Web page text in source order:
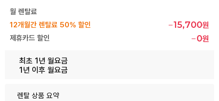
월 렌탈료
12개월간 렌탈료 50% 할인
15,700원
제휴카드 할인 0원
최초 1년 월요금
1년 이후 월요금
렌탈 상품 요약